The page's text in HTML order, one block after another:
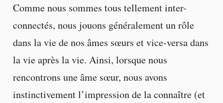
Comme nous sommes tous tellement inter-
connectés, nous jouons généralement un rôle
dans la vie de nos âmes sœurs et vice-versa dans
la vie après la vie. Ainsi, lorsque nous
rencontrons une âme sœur, nous avons
instinctivement l’impression de la connaître (et